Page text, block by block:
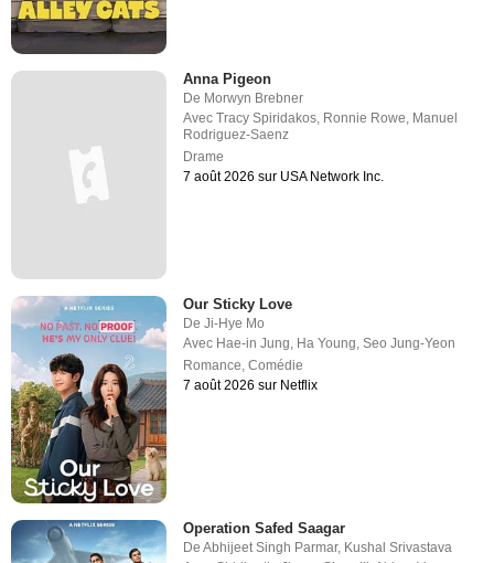
Anna Pigeon
De Morwyn Brebner
AvecTracy Spiridakos, Ronnie Rowe, Manuel
Rodriguez-Saenz
Drame
7 août 2026 sur USA Network Inc.
Our Sticky Love
DeJi-Hye Mo
Avec Hae-in Jung Ha Young ,Seo Jung-Yeon
Romance ,Comédie
7 août 2026 sur Netflix
Operation Safed Saagar
DeAbhijeet Singh Parmar, Kushal Srivastava